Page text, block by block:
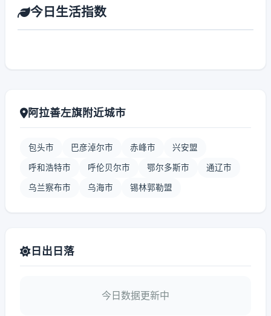
今日生活指数
阿拉善左旗附近城市
包头市 巴彦淖尔市 赤峰市 兴安盟
呼和浩特市 呼伦贝尔市 鄂尔多斯市 通辽市
乌兰察布市 乌海市 锡林郭勒盟
日出日落
今日数据更新中